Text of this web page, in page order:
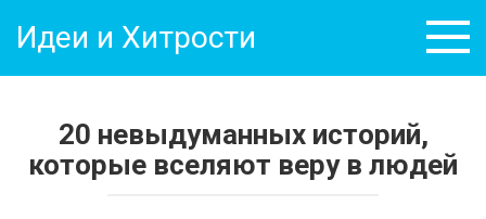
контенту
Идеи и Хитрости
20 невыдуманных историй,
которые вселяют веру в людей